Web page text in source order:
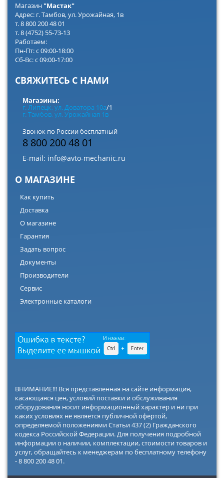
Магазин"Мастак"
Адрес: г. Тамбов, ул. Урожайная, 1в
т. 8 800 200 48 01
т. 8 (4752) 55-73-13
Работаем:
Пн-Пт: с 09:00-18:00
Сб-Вс: с 09:00-17:00
СВЯЖИТЕСЬ С НАМИ
Магазины:
г. Липецк, ул. Доватора 10а/1
г. Тамбов, ул. Урожайная 1в
Звонок по России бесплатный
8 800 200 48 01
E-mail: info@avto-mechanic.ru
О МАГАЗИНЕ
Как купить
Доставка
О магазине
Гарантия
Задать вопрос
Документы
Производители
Сервис
Электронные каталоги
ВНИМАНИЕ!!! Вся представленная на сайте информация,
касающаяся цен, условий поставки и обслуживания
оборудования носит информационный характер и ни при
каких условиях не является публичной офертой,
определяемой положениями Статьи 437 (2) Гражданского
кодекса Российской Федерации. Для получения подробной
информации о наличии, комплектации, стоимости товаров и
услуг, обращайтесь к менеджерам по бесплатному телефону
- 8 800 200 48 01.